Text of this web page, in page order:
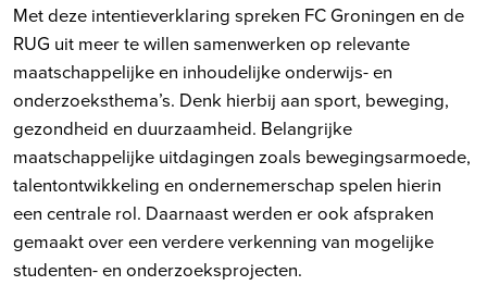
Met deze intentieverklaring spreken FC Groningen en de
RUG uit meer te willen samenwerken op relevante
maatschappelijke en inhoudelijke onderwijs- en
onderzoeksthema’s. Denk hierbij aan sport, beweging,
gezondheid en duurzaamheid. Belangrijke
maatschappelijke uitdagingen zoals bewegingsarmoede,
talentontwikkeling en ondernemerschap spelen hierin
een centrale rol. Daarnaast werden er ook afspraken
gemaakt over een verdere verkenning van mogelijke
studenten- en onderzoeksprojecten.